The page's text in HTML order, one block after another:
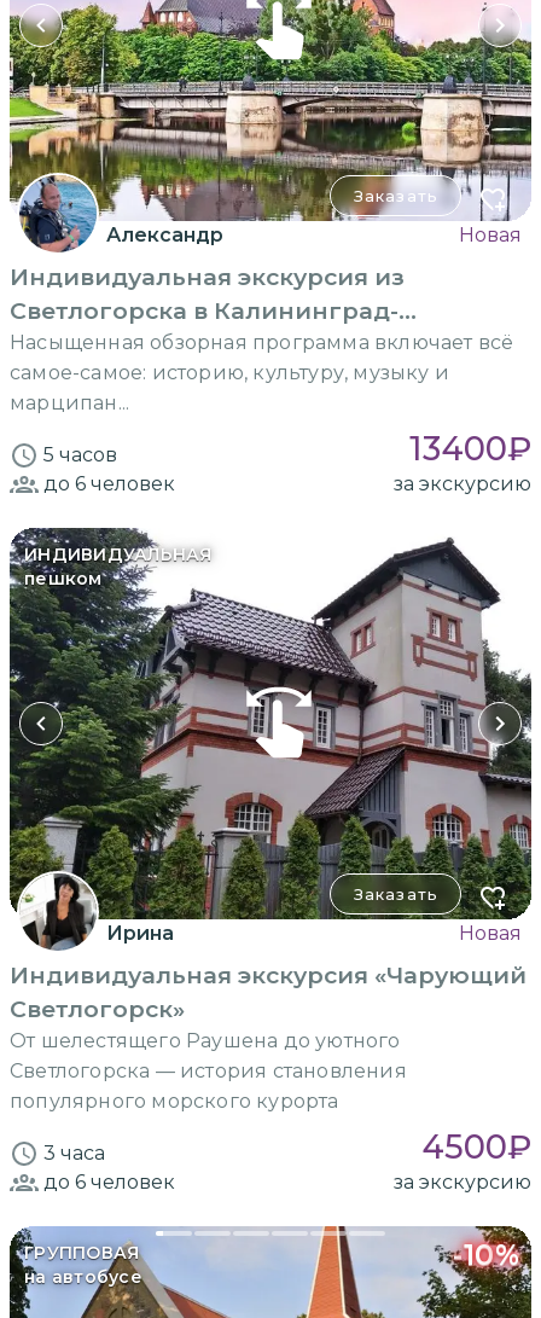
Заказать
Александр Новая
Индивидуальная экскурсия из
Светлогорска в Калининград-
Кёнигсберг
Насыщенная обзорная программа включает всё
самое-самое: историю, культуру, музыку и
марципан...
5 часов 13400₽
до 6 человек за экскурсию
ИНДИВИДУАЛЬНАЯ
пешком
Заказать
Ирина Новая
Индивидуальная экскурсия «Чарующий
Светлогорск»
От шелестящего Раушена до уютного
Светлогорска — история становления
популярного морского курорта
3 часа 4500₽
до 6 человек за экскурсию
ГРУППОВАЯ
на автобусе
-10%